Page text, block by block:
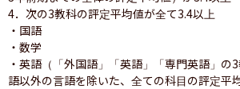
4．次の3教科の評定平均値が全て3.4以上
・国語
・数学
・英語（「外国語」「英語」「専門英語」の
語以外の言語を除いた、全ての科目の評定平均